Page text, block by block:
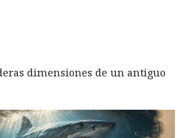
dimensiones de un antiguo